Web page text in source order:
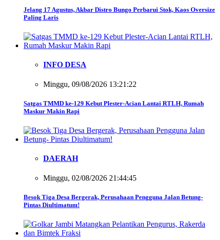
Jelang 17 Agustus, Akbar Distro Bungo Perbarui Stok, Kaos Oversize
Paling Laris
INFO DESA
Minggu, 09/08/2026 13:21:22
Satgas TMMD ke-129 Kebut Plester-Acian Lantai RTLH, Rumah
Maskur Makin Rapi
DAERAH
Minggu, 02/08/2026 21:44:45
Besok Tiga Desa Bergerak, Perusahaan Pengguna Jalan Betung-
Pintas Diultimatum!